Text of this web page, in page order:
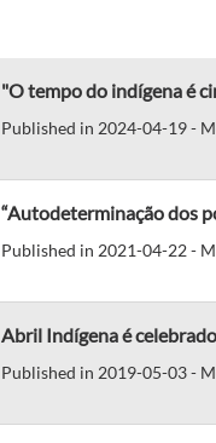
"O tempo do indígena é
Published in 2024-04-19 -
“Autodeterminação dos
Published in 2021-04-22 -
Abril Indígena é
Published in 2019-05-03 -